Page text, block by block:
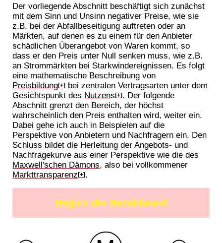
Der vorliegende Abschnitt beschäftigt sich zunächst
mit dem Sinn und Unsinn negativer Preise, wie sie
z.B. bei der Abfallbeseitigung auftreten oder an
Märkten, auf denen es zu einem für den Anbieter
schädlichen Überangebot von Waren kommt, so
dass er den Preis unter Null senken muss, wie z.B.
an Strommärkten bei Starkwindereignissen. Es folgt
eine mathematische Beschreibung von
Preisbildung[+] bei zentralen Vertragsarten unter dem
Gesichtspunkt des Nutzens[+] . Der folgende
Abschnitt grenzt den Bereich, der höchst
wahrscheinlich den Preis enthalten wird, weiter ein.
Dabei gehe ich auch in Beispielen auf die
Perspektive von Anbietern und Nachfragern ein. Den
Schluss bildet die Herleitung der Angebots- und
Nachfragekurve aus einer Perspektive wie die des
Maxwell'schen Dämons, also bei vollkommener
Markttransparenz[+] .
Beginn der Bezahlwand